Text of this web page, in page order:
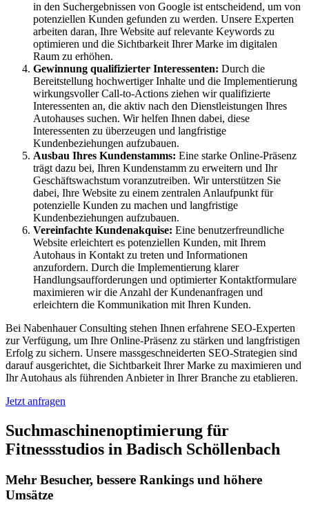
in den Suchergebnissen von Google ist entscheidend, um von
potenziellen Kunden gefunden zu werden. Unsere Experten
arbeiten daran, Ihre Website auf relevante Keywords zu
optimieren und die Sichtbarkeit Ihrer Marke im digitalen
Raum zu erhöhen.
Gewinnung qualifizierter Interessenten: Durch die
Bereitstellung hochwertiger Inhalte und die Implementierung
wirkungsvoller Call-to-Actions ziehen wir qualifizierte
Interessenten an, die aktiv nach den Dienstleistungen Ihres
Autohauses suchen. Wir helfen Ihnen dabei, diese
Interessenten zu überzeugen und langfristige
Kundenbeziehungen aufzubauen.
Ausbau Ihres Kundenstamms: Eine starke Online-Präsenz
trägt dazu bei, Ihren Kundenstamm zu erweitern und Ihr
Geschäftswachstum voranzutreiben. Wir unterstützen Sie
dabei, Ihre Website zu einem zentralen Anlaufpunkt für
potenzielle Kunden zu machen und langfristige
Kundenbeziehungen aufzubauen.
Vereinfachte Kundenakquise: Eine benutzerfreundliche
Website erleichtert es potenziellen Kunden, mit Ihrem
Autohaus in Kontakt zu treten und Informationen
anzufordern. Durch die Implementierung klarer
Handlungsaufforderungen und optimierter Kontaktformulare
maximieren wir die Anzahl der Kundenanfragen und
erleichtern die Kommunikation mit Ihren Kunden.
Bei Nabenhauer Consulting stehen Ihnen erfahrene SEO-Experten
zur Verfügung, um Ihre Online-Präsenz zu stärken und langfristigen
Erfolg zu sichern. Unsere massgeschneiderten SEO-Strategien sind
darauf ausgerichtet, die Sichtbarkeit Ihrer Marke zu maximieren und
Ihr Autohaus als führenden Anbieter in Ihrer Branche zu etablieren.
Jetzt anfragen
Suchmaschinenoptimierung für
Fitnessstudios in Badisch Schöllenbach
Mehr Besucher, bessere Rankings und höhere
Umsätze